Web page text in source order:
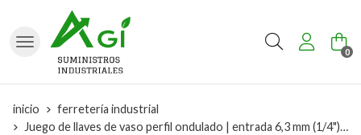
Buscar 0
inicio
ferretería industrial
Juego de llaves de vaso perfil ondulado | entrada 6,3 mm (1/4") | 10 mm (3/8") / 12,5 mm (1/2") | 218 piezas BGS 8820